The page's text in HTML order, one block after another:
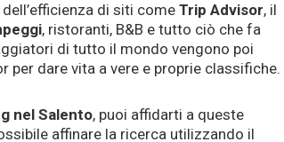
di siti comeTrip Advisor, il
, ristoranti, B&B e tutto ciò che fa
di tutto il mondo vengono poi
dare vita a vere e proprie classifiche.
nel Salento, puoi affidarti a queste
affinare la ricerca utilizzando il